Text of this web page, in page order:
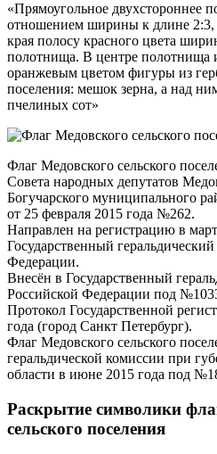
«Прямоугольное двухстороннее
отношением ширины к длине 2:3,
края полосу красного цвета
полотнища. В центре полотнища
оранжевым цветом фигуры из
поселения: мешок зерна, а над
пчелиных сот»
Флаг Медовского сельского
Совета народных депутатов
Богучарского муниципального
от 25 февраля 2015 года №262.
Направлен на регистрацию в
Государственный
Федерации.
Внесён в Государственный
Российской Федерации под
Протокол Государственной
года (город Санкт Петербург).
Флаг Медовского сельского
геральдической комиссии при
области в июне 2015 года под
Раскрытие символики
сельского поселения